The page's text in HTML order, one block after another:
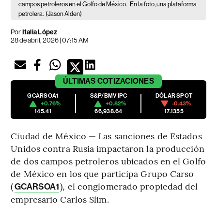
campos petroleros en el Golfo de México. En la foto, una plataforma
petrolera. (Jason Alden)
PorItalia López
28 de abril, 2026 | 07:15 AM
ÚLTIMAS COTIZACIONES
GCARSOA1
+0.76%
145.41
S&P/BMV IPC
+0.82%
66,938.64
DÓLAR SPOT
-0.43%
17.1355
Ciudad de México — Las sanciones de Estados
Unidos contra Rusia impactaron la producción
de dos campos petroleros ubicados en el Golfo
de México en los que participa Grupo Carso
(GCARSOA1), el conglomerado propiedad del
empresario Carlos Slim.